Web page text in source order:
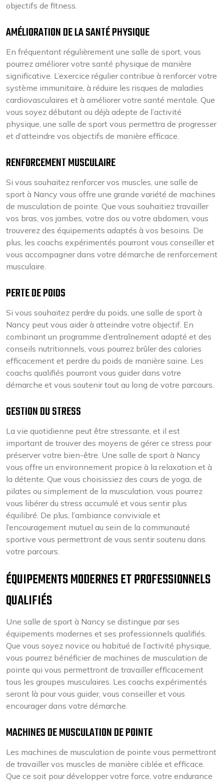
objectifs de fitness.
AMÉLIORATION DE LA SANTÉ PHYSIQUE
En fréquentant régulièrement une salle de sport, vous
pourrez améliorer votre santé physique de manière
significative. L’exercice régulier contribue à renforcer votre
système immunitaire, à réduire les risques de maladies
cardiovasculaires et à améliorer votre santé mentale. Que
vous soyez débutant ou déjà adepte de l’activité
physique, une salle de sport vous permettra de progresser
et d’atteindre vos objectifs de manière efficace.
RENFORCEMENT MUSCULAIRE
Si vous souhaitez renforcer vos muscles, une salle de
sport à Nancy vous offre une grande variété de machines
de musculation de pointe. Que vous souhaitiez travailler
vos bras, vos jambes, votre dos ou votre abdomen, vous
trouverez des équipements adaptés à vos besoins. De
plus, les coachs expérimentés pourront vous conseiller et
vous accompagner dans votre démarche de renforcement
musculaire.
PERTE DE POIDS
Si vous souhaitez perdre du poids, une salle de sport à
Nancy peut vous aider à atteindre votre objectif. En
combinant un programme d’entraînement adapté et des
conseils nutritionnels, vous pourrez brûler des calories
efficacement et perdre du poids de manière saine. Les
coachs qualifiés pourront vous guider dans votre
démarche et vous soutenir tout au long de votre parcours.
GESTION DU STRESS
La vie quotidienne peut être stressante, et il est
important de trouver des moyens de gérer ce stress pour
préserver votre bien-être. Une salle de sport à Nancy
vous offre un environnement propice à la relaxation et à
la détente. Que vous choisissiez des cours de yoga, de
pilates ou simplement de la musculation, vous pourrez
vous libérer du stress accumulé et vous sentir plus
équilibré. De plus, l’ambiance conviviale et
l’encouragement mutuel au sein de la communauté
sportive vous permettront de vous sentir soutenu dans
votre parcours.
ÉQUIPEMENTS MODERNES ET PROFESSIONNELS
QUALIFIÉS
Une salle de sport à Nancy se distingue par ses
équipements modernes et ses professionnels qualifiés.
Que vous soyez novice ou habitué de l’activité physique,
vous pourrez bénéficier de machines de musculation de
pointe qui vous permettront de travailler efficacement
tous les groupes musculaires. Les coachs expérimentés
seront là pour vous guider, vous conseiller et vous
encourager dans votre démarche.
MACHINES DE MUSCULATION DE POINTE
Les machines de musculation de pointe vous permettront
de travailler vos muscles de manière ciblée et efficace.
Que ce soit pour développer votre force, votre endurance